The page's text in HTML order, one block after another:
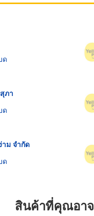
ด
ภา
ด
ม จำกัด
ด
สินค้าที่คุณอา